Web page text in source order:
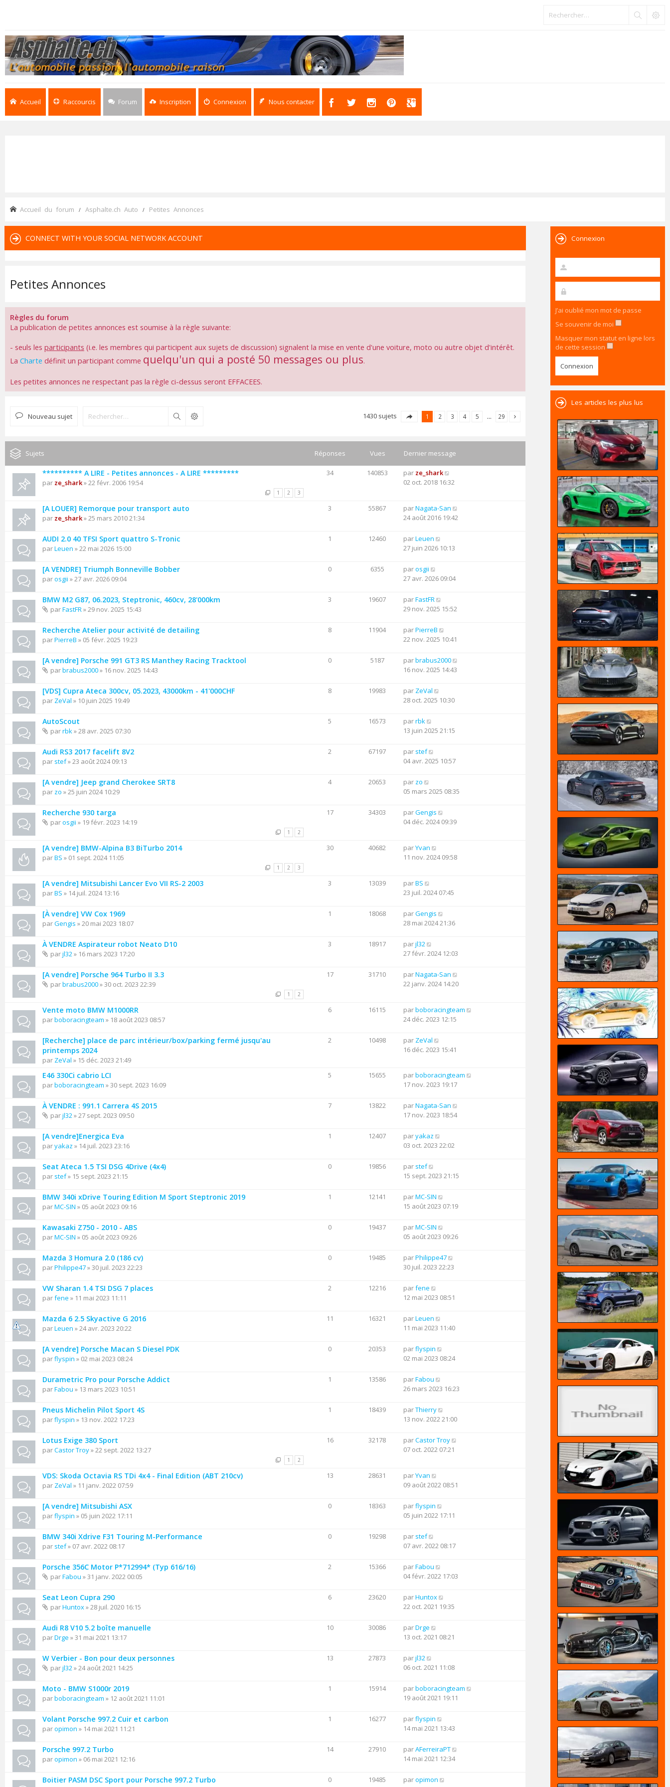
Accueil Raccourcis Forum Inscription Connexion Nous contacter
Accueil du forum Asphalte.ch Auto Petites Annonces
CONNECT WITH YOUR SOCIAL NETWORK ACCOUNT
Petites Annonces
Règles du forum
La publication de petites annonces est soumise à la règle suivante:
- seuls les participants (i.e. les membres qui participent aux sujets de discussion) signalent la mise en vente d'une voiture, moto ou autre objet d'intérêt.
La Charte définit un participant comme quelqu'un qui a posté 50 messages ou plus.
Les petites annonces ne respectant pas la règle ci-dessus seront EFFACEES.
Nouveau sujet Rechercher 1430 sujets 1 2 3 4 5 … 29
Sujets Réponses Vues Dernier message
********** A LIRE - Petites annonces - A LIRE *********
par ze_shark» 22 févr. 2006 19:54
1 2 3
34 140853 par ze_shark
02 oct. 2018 16:32
[A LOUER] Remorque pour transport auto
par ze_shark» 25 mars 2010 21:34
3 55867 parNagata-San
24 août 2016 19:42
AUDI 2.0 40 TFSI Sport quattro S-Tronic
parLeuen » 22 mai 2026 15:00
1 12460 parLeuen
27 juin 2026 10:13
[A VENDRE] Triumph Bonneville Bobber
parosgii » 27 avr. 2026 09:04
0 6355 parosgii
27 avr. 2026 09:04
BMW M2 G87, 06.2023, Steptronic, 460cv, 28'000km
parFastFR» 29 nov. 2025 15:43
3 19607 parFastFR
29 nov. 2025 15:52
Recherche Atelier pour activité de detailing
parPierreB » 05 févr. 2025 19:23
8 11904 parPierreB
22 nov. 2025 10:41
[A vendre] Porsche 991 GT3 RS Manthey Racing Tracktool
parbrabus2000» 16 nov. 2025 14:43
0 5187 parbrabus2000
16 nov. 2025 14:43
[VDS] Cupra Ateca 300cv, 05.2023, 43000km - 41'000CHF
par ZeVal » 10 juin 2025 19:49
8 19983 par ZeVal
28 oct. 2025 10:30
AutoScout
parrbk» 28 avr. 2025 07:30
5 16573 parrbk
13 juin 2025 21:15
Audi RS3 2017 facelift 8V2
par stef» 23 août 2024 09:13
2 67197 par stef
04 avr. 2025 10:57
[A vendre] Jeep grand Cherokee SRT8
par zo » 25 juin 2024 10:29
4 20653 par zo
05 mars 2025 08:35
Recherche 930 targa
parosgii » 19 févr. 2023 14:19
1 2
17 34303 parGengis
04 déc. 2024 09:39
[A vendre] BMW-Alpina B3 BiTurbo 2014
parBS » 01 sept. 2024 11:05
1 2 3
30 40682 parYvan
11 nov. 2024 09:58
[A vendre] Mitsubishi Lancer Evo VII RS-2 2003
parBS » 14 juil. 2024 13:16
3 13039 parBS
23 juil. 2024 07:45
[À vendre] VW Cox 1969
parGengis » 20 mai 2023 18:07
1 18068 parGengis
28 mai 2024 21:36
À VENDRE Aspirateur robot Neato D10
parjl32» 16 mars 2023 17:20
3 18917 parjl32
27 févr. 2024 12:03
[A vendre] Porsche 964 Turbo II 3.3
parbrabus2000» 30 oct. 2023 22:39
1 2
17 31710 parNagata-San
22 janv. 2024 14:20
Vente moto BMW M1000RR
parboboracingteam » 18 août 2023 08:57
6 16115 parboboracingteam
24 déc. 2023 12:15
[Recherche] place de parc intérieur/box/parking fermé jusqu'au
printemps 2024
par ZeVal » 15 déc. 2023 21:49
2 10498 par ZeVal
16 déc. 2023 15:41
E46 330Ci cabrio LCI
parboboracingteam » 30 sept. 2023 16:09
5 15655 parboboracingteam
17 nov. 2023 19:17
À VENDRE : 991.1 Carrera 4S 2015
parjl32» 27 sept. 2023 09:50
7 13822 parNagata-San
17 nov. 2023 18:54
[A vendre]Energica Eva
paryakaz » 14 juil. 2023 23:16
1 12407 paryakaz
03 oct. 2023 22:02
Seat Ateca 1.5 TSI DSG 4Drive (4x4)
par stef» 15 sept. 2023 21:15
0 19856 par stef
15 sept. 2023 21:15
BMW 340i xDrive Touring Edition M Sport Steptronic 2019
parMC-SIN » 05 août 2023 09:16
1 12141 parMC-SIN
15 août 2023 07:19
Kawasaki Z750 - 2010 - ABS
parMC-SIN » 05 août 2023 09:26
0 19437 parMC-SIN
05 août 2023 09:26
Mazda 3 Homura 2.0 (186 cv)
parPhilippe47» 30 juil. 2023 22:23
0 19485 parPhilippe47
30 juil. 2023 22:23
VW Sharan 1.4 TSI DSG 7 places
parfene » 11 mai 2023 11:11
2 12216 parfene
12 mai 2023 08:51
Mazda 6 2.5 Skyactive G 2016
parLeuen » 24 avr. 2023 20:22
11 16321 parLeuen
11 mai 2023 11:40
[A vendre] Porsche Macan S Diesel PDK
parflyspin » 02 mai 2023 08:24
0 20353 parflyspin
02 mai 2023 08:24
Durametric Pro pour Porsche Addict
parFabou » 13 mars 2023 10:51
1 13586 parFabou
26 mars 2023 16:23
Pneus Michelin Pilot Sport 4S
parflyspin » 13 nov. 2022 17:23
1 18439 parThierry
13 nov. 2022 21:00
Lotus Exige 380 Sport
parCastor Troy» 22 sept. 2022 13:27
1 2
16 32178 parCastor Troy
07 oct. 2022 07:21
VDS: Skoda Octavia RS TDi 4x4 - Final Edition (ABT 210cv)
par ZeVal » 11 janv. 2022 07:59
13 28631 parYvan
09 août 2022 08:51
[A vendre] Mitsubishi ASX
parflyspin » 05 juin 2022 17:11
0 18363 parflyspin
05 juin 2022 17:11
BMW 340i Xdrive F31 Touring M-Performance
par stef» 07 avr. 2022 08:17
0 19298 par stef
07 avr. 2022 08:17
Porsche 356C Motor P*712994* (Typ 616/16)
parFabou » 31 janv. 2022 00:05
2 15366 parFabou
04 févr. 2022 17:03
Seat Leon Cupra 290
parHuntox» 28 juil. 2020 16:15
6 23620 parHuntox
22 oct. 2021 19:35
Audi R8 V10 5.2 boîte manuelle
parDrge » 31 mai 2021 13:17
10 30086 parDrge
13 oct. 2021 08:21
W Verbier - Bon pour deux personnes
parjl32» 24 août 2021 14:25
13 27873 parjl32
06 oct. 2021 11:08
Moto - BMW S1000r 2019
parboboracingteam » 12 août 2021 11:01
1 15914 parboboracingteam
19 août 2021 19:11
Volant Porsche 997.2 Cuir et carbon
paropimon » 14 mai 2021 11:21
1 16277 parflyspin
14 mai 2021 13:43
Porsche 997.2 Turbo
paropimon » 06 mai 2021 12:16
14 27910 parAFerreiraPT
14 mai 2021 12:34
Boitier PASM DSC Sport pour Porsche 997.2 Turbo 0 19485 paropimon
Connexion
J’ai oublié mon mot de passe
Se souvenir de moi
Masquer mon statut en ligne lors
de cette session
Les articles les plus lus